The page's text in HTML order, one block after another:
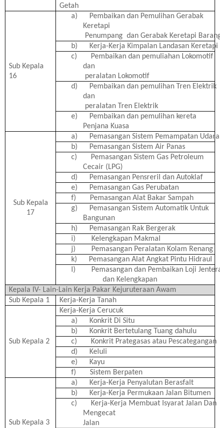
Getah
Sub Kepala
16
a)
Pembaikan dan Pemulihan Gerabak
Keretapi
Penumpang dan Gerabak Keretapi
b)
Kerja-Kerja Kimpalan Landasan Keretapi
c)
Pembaikan dan pemuliahan Lokomotif
dan
peralatan Lokomotif
d)
Pembaikan dan pemulihan Tren Elektrik
dan
peralatan Tren Elektrik
e)
Pembaikan dan pemulihan kereta
Penjana Kuasa
Sub Kepala
17
a)
Pemasangan Sistem Pemampatan Udara
b)
Pemasangan Sistem Air Panas
c)
Pemasangan Sistem Gas Petroleum
Cecair (LPG)
d)
Pemasangan Pensreril dan Autoklaf
e)
Pemasangan Gas Perubatan
f)
Pemasangan Alat Bakar Sampah
g)
Pemasangan Sistem Automatik Untuk
Bangunan
h)
Pemasangan Rak Bergerak
i)
Kelengkapan Makmal
j)
Pemasangan Peralatan Kolam Renang
k)
Pemasangan Alat Angkat Pintu Hidraul
l)
Pemasangan dan Pembaikan Loji
dan Kelengkapan
Kepala IV- Lain-Lain Kerja Pakar Kejuruteraan Awam
Sub Kepala 1
Kerja-Kerja Tanah
Sub Kepala 2
Kerja-Kerja Cerucuk
a)
Konkrit Di Situ
b)
Konkrit Bertetulang Tuang dahulu
c)
Konkrit Prategasas atau Pescategangan
d)
Keluli
e)
Kayu
f)
Sistem Berpaten
Sub Kepala 3
a)
Kerja-Kerja Penyalutan Berasfalt
b)
Kerja-Kerja Permukaan Jalan Bitumen
c)
Kerja-Kerja Membuat Isyarat Jalan Dan
Mengecat
Jalan